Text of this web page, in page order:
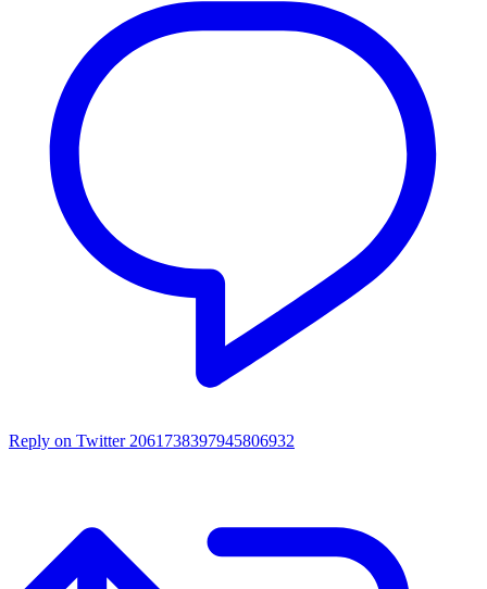
Reply on Twitter 2061738397945806932